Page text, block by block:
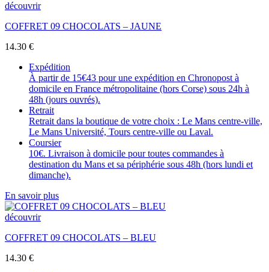
découvrir
COFFRET 09 CHOCOLATS – JAUNE
14.30 €
Expédition
À partir de 15€43 pour une expédition en Chronopost à
domicile en France métropolitaine (hors Corse) sous 24h à
48h (jours ouvrés).
Retrait
Retrait dans la boutique de votre choix : Le Mans centre-ville,
Le Mans Université, Tours centre-ville ou Laval.
Coursier
10€. Livraison à domicile pour toutes commandes à
destination du Mans et sa périphérie sous 48h (hors lundi et
dimanche).
En savoir plus
découvrir
COFFRET 09 CHOCOLATS – BLEU
14.30 €